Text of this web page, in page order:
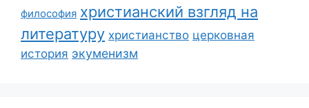
философия христианский взгляд на
литературу христианство церковная
история экуменизм